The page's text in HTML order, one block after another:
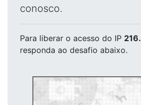
conosco.
Para liberar o acesso do IP
responda ao desafio abaixo.